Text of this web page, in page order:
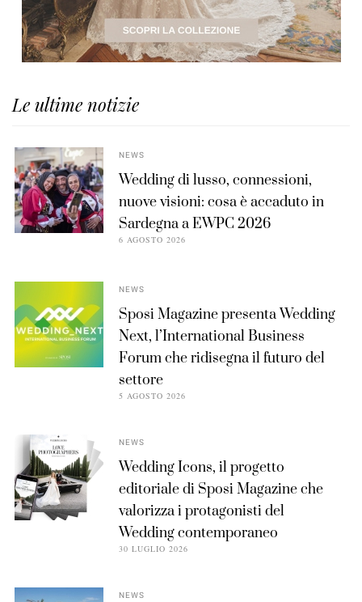
Le ultime notizie
NEWS
Wedding di lusso, connessioni,
nuove visioni: cosa è accaduto in
Sardegna a EWPC 2026
6 AGOSTO 2026
NEWS
Sposi Magazine presenta Wedding
Next, l’International Business
Forum che ridisegna il futuro del
settore
5 AGOSTO 2026
NEWS
Wedding Icons, il progetto
editoriale di Sposi Magazine che
valorizza i protagonisti del
Wedding contemporaneo
30 LUGLIO 2026
NEWS